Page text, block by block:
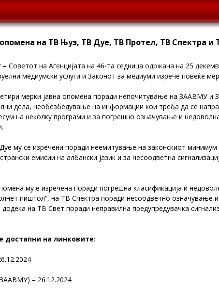
на ТВ Њуз, ТВ Дуе, ТВ Протел, ТВ Спектра и
– Советот на Агенцијата на 46-та седница одржана на 25
медиумски услуги и Законот за медиуми изрече повеќе
мерки јавна опомена поради непoчитување на ЗААВМУ и
дела, необезбедување на информации кои треба да се
на неколку програми и за погрешно означување и
му се изречени поради неемитување на законскиот минимум
емисии на албански јазик и за несоодветна
му е изречена поради погрешна класификација и
пиштол“, на ТВ Спектра поради несоодветно означување
на ТВ Свет поради неправилна предупредувачка
достапни на линковите:
– 26.12.2024